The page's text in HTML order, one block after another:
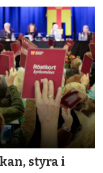
styra i